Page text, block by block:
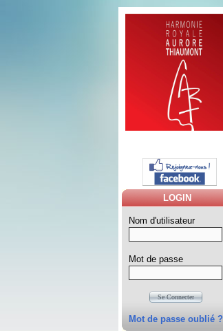
LOGIN
Nom d'utilisateur
Mot de passe
Se Connecter
Mot de passe oublié ?